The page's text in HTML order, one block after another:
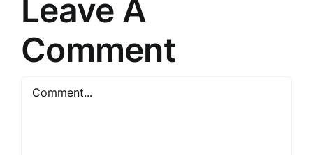
Leave A
Comment
Comment